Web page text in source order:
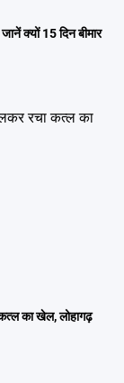
क्यों 15 दिन बीमार
का खेल, लोहागढ़